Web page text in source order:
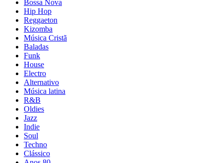
Bossa Nova
Hip Hop
Reggaeton
Kizomba
Música Cristã
Baladas
Funk
House
Electro
Alternativo
Música latina
R&B
Oldies
Jazz
Indie
Soul
Techno
Clássico